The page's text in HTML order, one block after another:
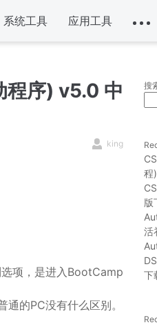
系统工具 应用工具
序) v5.0 中
king
项，是进入BootCamp
的PC没有什么区别。
搜
程)
版
活
下